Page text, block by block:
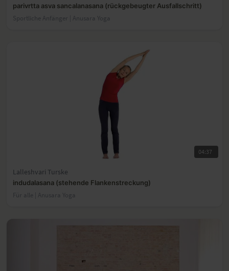
parivrtta asva sancalanasana (rückgebeugter Ausfallschritt)
Sportliche Anfänger | Anusara Yoga
04:37
Lalleshvari Turske
indudalasana (stehende Flankenstreckung)
Für alle | Anusara Yoga